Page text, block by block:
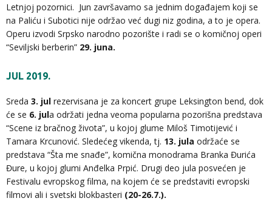
Letnjoj pozornici. Jun završavamo sa jednim događajem koji se
na Paliću i Subotici nije održao već dugi niz godina, a to je opera.
Operu izvodi Srpsko narodno pozorište i radi se o komičnoj operi
“Seviljski berberin” 29. juna.
JUL 2019.
Sreda 3. jul rezervisana je za koncert grupe Leksington bend, dok
će se 6. jula održati jedna veoma popularna pozorišna predstava
“Scene iz bračnog života”, u kojoj glume Miloš Timotijević i
Tamara Krcunović. Sledećeg vikenda, tj. 13. jula održaće se
predstava “Šta me snađe”, komična monodrama Branka Đurića
Đure, u kojoj glumi Anđelka Prpić. Drugi deo jula posvećen je
Festivalu evropskog filma, na kojem će se predstaviti evropski
filmovi ali i svetski blokbasteri (20-26.7.).